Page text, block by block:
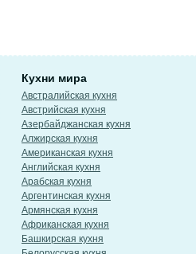
Кухни мира
Австралийская кухня
Австрийская кухня
Азербайджанская кухня
Алжирская кухня
Американская кухня
Английская кухня
Арабская кухня
Аргентинская кухня
Армянская кухня
Африканская кухня
Башкирская кухня